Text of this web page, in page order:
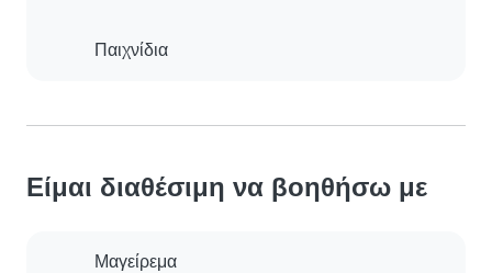
Παιχνίδια
Είμαι διαθέσιμη να βοηθήσω με
Μαγείρεμα